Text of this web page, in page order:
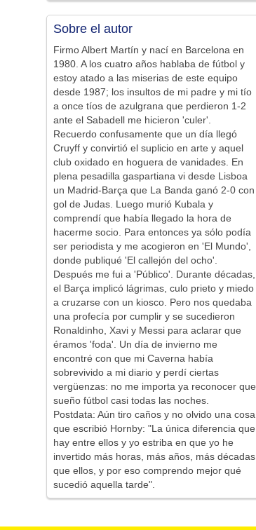
Sobre el autor
Firmo Albert Martín y nací en Barcelona en
1980. A los cuatro años hablaba de fútbol y
estoy atado a las miserias de este equipo
desde 1987; los insultos de mi padre y mi tío
a once tíos de azulgrana que perdieron 1-2
ante el Sabadell me hicieron 'culer'.
Recuerdo confusamente que un día llegó
Cruyff y convirtió el suplicio en arte y aquel
club oxidado en hoguera de vanidades. En
plena pesadilla gaspartiana vi desde Lisboa
un Madrid-Barça que La Banda ganó 2-0 con
gol de Judas. Luego murió Kubala y
comprendí que había llegado la hora de
hacerme socio. Para entonces ya sólo podía
ser periodista y me acogieron en 'El Mundo',
donde publiqué 'El callejón del ocho'.
Después me fui a 'Público'. Durante décadas,
el Barça implicó lágrimas, culo prieto y miedo
a cruzarse con un kiosco. Pero nos quedaba
una profecía por cumplir y se sucedieron
Ronaldinho, Xavi y Messi para aclarar que
éramos 'foda'. Un día de invierno me
encontré con que mi Caverna había
sobrevivido a mi diario y perdí ciertas
vergüenzas: no me importa ya reconocer que
sueño fútbol casi todas las noches.
Postdata: Aún tiro caños y no olvido una cosa
que escribió Hornby: "La única diferencia que
hay entre ellos y yo estriba en que yo he
invertido más horas, más años, más décadas
que ellos, y por eso comprendo mejor qué
sucedió aquella tarde".